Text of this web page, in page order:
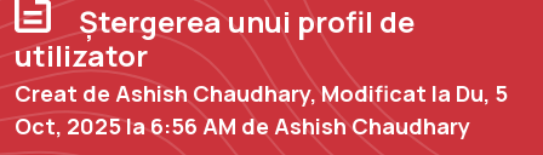
Ștergerea unui profil de
utilizator
Creat de Ashish Chaudhary, Modificat la Du, 5
Oct, 2025 la 6:56 AM de Ashish Chaudhary